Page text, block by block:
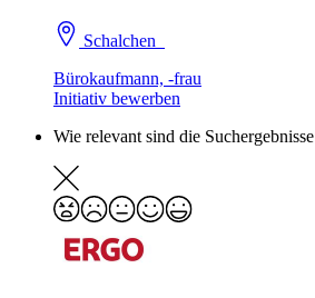
Schalchen
Bürokaufmann, -frau
Initiativ bewerben
Wie relevant sind die